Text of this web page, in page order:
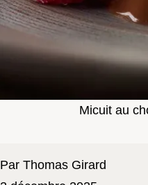
Micuit au
Par Thomas Girard